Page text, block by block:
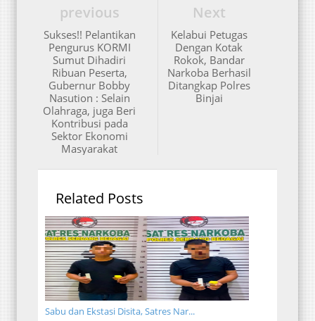
Next
Kelabui Petugas
Dengan Kotak
Rokok, Bandar
Narkoba Berhasil
Ditangkap Polres
Binjai
previous
Sukses!! Pelantikan
Pengurus KORMI
Sumut Dihadiri
Ribuan Peserta,
Gubernur Bobby
Nasution : Selain
Olahraga, juga Beri
Kontribusi pada
Sektor Ekonomi
Masyarakat
Related Posts
Sabu dan Ekstasi Disita, Satres Nar...